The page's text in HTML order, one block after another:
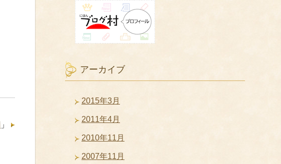
」
アーカイブ
2015年3月
2011年4月
2010年11月
2007年11月